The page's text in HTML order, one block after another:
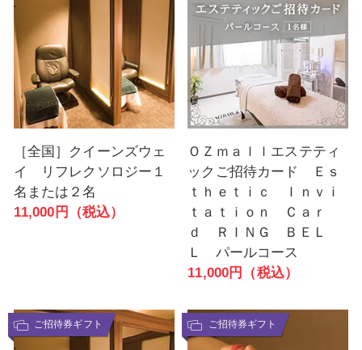
［全国］クイーンズウェ
イ リフレクソロジー１
名または２名
11,000円（税込）
ＯＺｍａｌｌエステティ
ックご招待カード Ｅｓ
ｔｈｅｔｉｃ Ｉｎｖｉ
ｔａｔｉｏｎ Ｃａｒ
ｄ ＲＩＮＧ ＢＥＬ
Ｌ パールコース
11,000円（税込）
ご招待券ギフト ご招待券ギフト